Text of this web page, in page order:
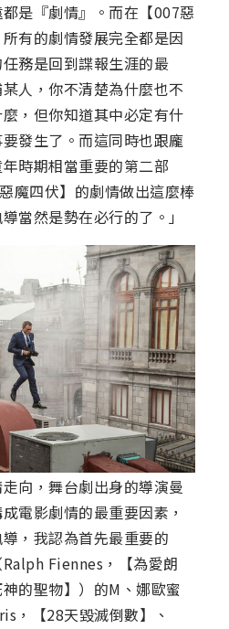
是『劇情』。而在【007惡
有的劇情發展完全都是因
務是回到諜報生涯的最
人，你不清楚為什麼也不
，但你知道其中必定有什
發生了。而這同時也跟龐
時期相當重要的第二部
魔四伏】的劇情做出這麼棒
當然是勢在必行的了。」
，舞台劇出身的導演曼
電影劇情的最重要因素，
，我認為首先最重要的
Fiennes，【為愛朗
的聖物】）的M、娜歐蜜
，【28天毀滅倒數】、